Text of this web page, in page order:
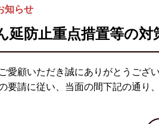
知らせ
延防止重点措置等の
愛顧いただき誠にありがとうござ
要請に従い、当面の間下記の通り